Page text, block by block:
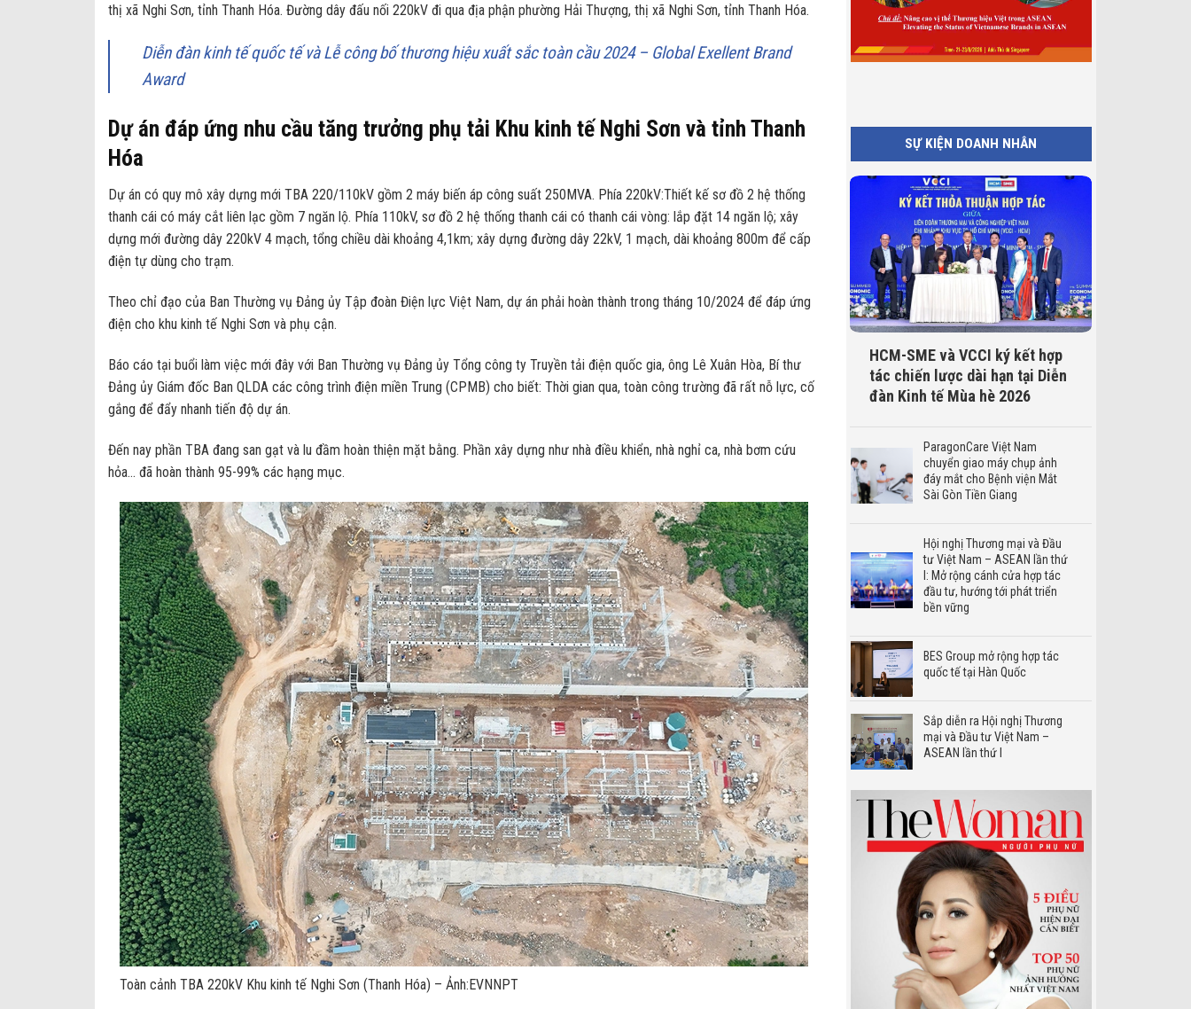
thị xã Nghi Sơn, tỉnh Thanh Hóa. Đường dây đấu nối 220kV đi qua địa phận phường Hải Thượng, thị xã Nghi Sơn, tỉnh Thanh Hóa.
Diễn đàn kinh tế quốc tế và Lễ công bố thương hiệu xuất sắc toàn cầu 2024 – Global Exellent Brand
Award
Dự án đáp ứng nhu cầu tăng trưởng phụ tải Khu kinh tế Nghi Sơn và tỉnh Thanh
Hóa
Dự án có quy mô xây dựng mới TBA 220/110kV gồm 2 máy biến áp công suất 250MVA. Phía 220kV:Thiết kế sơ đồ 2 hệ thống
thanh cái có máy cắt liên lạc gồm 7 ngăn lộ. Phía 110kV, sơ đồ 2 hệ thống thanh cái có thanh cái vòng: lắp đặt 14 ngăn lộ; xây
dựng mới đường dây 220kV 4 mạch, tổng chiều dài khoảng 4,1km; xây dựng đường dây 22kV, 1 mạch, dài khoảng 800m để cấp
điện tự dùng cho trạm.
Theo chỉ đạo của Ban Thường vụ Đảng ủy Tập đoàn Điện lực Việt Nam, dự án phải hoàn thành trong tháng 10/2024 để đáp ứng
điện cho khu kinh tế Nghi Sơn và phụ cận.
Báo cáo tại buổi làm việc mới đây với Ban Thường vụ Đảng ủy Tổng công ty Truyền tải điện quốc gia, ông Lê Xuân Hòa, Bí thư
Đảng ủy Giám đốc Ban QLDA các công trình điện miền Trung (CPMB) cho biết: Thời gian qua, toàn công trường đã rất nỗ lực, cố
gắng để đẩy nhanh tiến độ dự án.
Đến nay phần TBA đang san gạt và lu đầm hoàn thiện mặt bằng. Phần xây dựng như nhà điều khiển, nhà nghỉ ca, nhà bơm cứu
hỏa… đã hoàn thành 95-99% các hạng mục.
Toàn cảnh TBA 220kV Khu kinh tế Nghi Sơn (Thanh Hóa) – Ảnh:EVNNPT
SỰ KIỆN DOANH NHÂN
HCM-SME và VCCI ký kết hợp
tác chiến lược dài hạn tại Diễn
đàn Kinh tế Mùa hè 2026
ParagonCare Việt Nam
chuyển giao máy chụp ảnh
đáy mắt cho Bệnh viện Mắt
Sài Gòn Tiền Giang
Hội nghị Thương mại và Đầu
tư Việt Nam – ASEAN lần thứ
I: Mở rộng cánh cửa hợp tác
đầu tư, hướng tới phát triển
bền vững
BES Group mở rộng hợp tác
quốc tế tại Hàn Quốc
Sắp diễn ra Hội nghị Thương
mại và Đầu tư Việt Nam –
ASEAN lần thứ I